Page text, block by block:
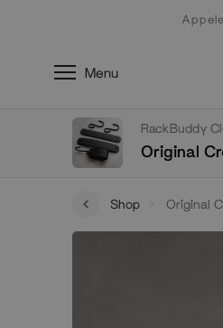
Menu
Shop Original